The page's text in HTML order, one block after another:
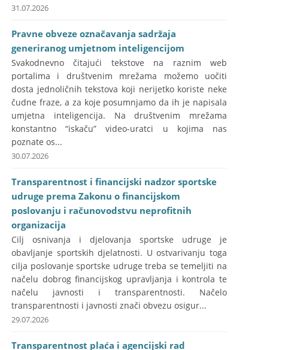
31.07.2026
Pravne obveze označavanja sadržaja
generiranog umjetnom inteligencijom
Svakodnevno čitajući tekstove na raznim web
portalima i društvenim mrežama možemo uočiti
dosta jednoličnih tekstova koji nerijetko koriste neke
čudne fraze, a za koje posumnjamo da ih je napisala
umjetna inteligencija. Na društvenim mrežama
konstantno “iskaču” video-uratci u kojima nas
poznate os...
30.07.2026
Transparentnost i financijski nadzor sportske
udruge prema Zakonu o financijskom
poslovanju i računovodstvu neprofitnih
organizacija
Cilj osnivanja i djelovanja sportske udruge je
obavljanje sportskih djelatnosti. U ostvarivanju toga
cilja poslovanje sportske udruge treba se temeljiti na
načelu dobrog financijskog upravljanja i kontrola te
načelu javnosti i transparentnosti. Načelo
transparentnosti i javnosti znači obvezu osigur...
29.07.2026
Transparentnost plaća i agencijski rad